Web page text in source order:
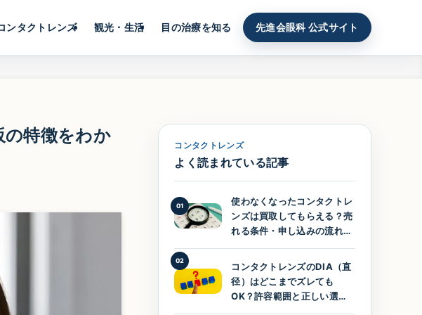
ンタクトレンズ 観光・生活 目の治療を知る 先進会眼科 公式サイト
特徴をわか
コンタクトレンズ
よく読まれている記事
01
使わなくなったコンタクトレ
ンズは買取してもらえる？売
れる条件・申し込みの流れを
02
コンタクトレンズのDIA（直
径）はどこまでズレても
OK？許容範囲と正しい選び